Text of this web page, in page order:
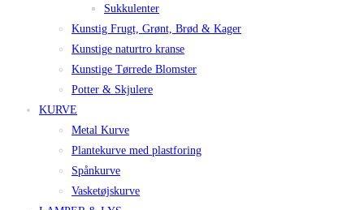
Sukkulenter
Kunstig Frugt, Grønt, Brød & Kager
Kunstige naturtro kranse
Kunstige Tørrede Blomster
Potter & Skjulere
KURVE
Metal Kurve
Plantekurve med plastforing
Spånkurve
Vasketøjskurve